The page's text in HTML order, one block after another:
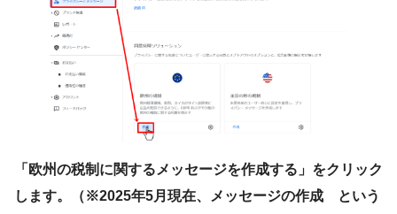
「欧州の税制に関するメッセージを作成する」をクリック
します。（※2025年5月現在、メッセージの作成 という